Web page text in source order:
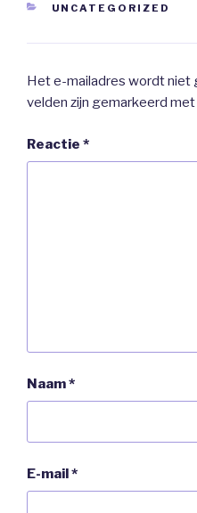
CATEGORIEËN
UNCATEGORIZED
Het e-mailadres wordt niet
velden zijn gemarkeerd met
Reactie *
Naam*
E-mail*